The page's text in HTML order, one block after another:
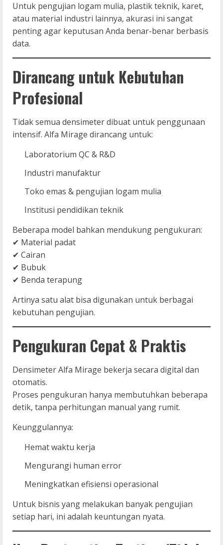
Untuk pengujian logam mulia, plastik teknik, karet,
atau material industri lainnya, akurasi ini sangat
penting agar keputusan Anda benar-benar berbasis
data.
Dirancang untuk Kebutuhan
Profesional
Tidak semua densimeter dibuat untuk penggunaan
intensif. Alfa Mirage dirancang untuk:
Laboratorium QC & R&D
Industri manufaktur
Toko emas & pengujian logam mulia
Institusi pendidikan teknik
Beberapa model bahkan mendukung pengukuran:
✔ Material padat
✔ Cairan
✔ Bubuk
✔ Benda terapung
Artinya satu alat bisa digunakan untuk berbagai
kebutuhan pengujian.
Pengukuran Cepat & Praktis
Densimeter Alfa Mirage bekerja secara digital dan
otomatis.
Proses pengukuran hanya membutuhkan beberapa
detik, tanpa perhitungan manual yang rumit.
Keunggulannya:
Hemat waktu kerja
Mengurangi human error
Meningkatkan efisiensi operasional
Untuk bisnis yang melakukan banyak pengujian
setiap hari, ini adalah keuntungan nyata.